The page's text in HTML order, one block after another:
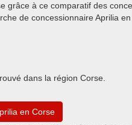
grâce à ce comparatif des
de concessionnaire Aprilia
dans la région Corse.
en Corse